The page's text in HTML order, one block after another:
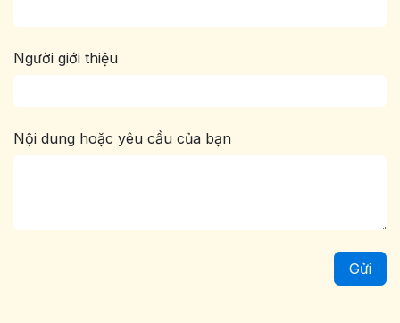
Người giới thiệu
Nội dung hoặc yêu cầu của bạn
Gửi